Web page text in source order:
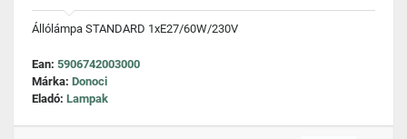
Állólámpa STANDARD 1xE27/60W/230V
Ean: 5906742003000
Márka: Donoci
Eladó: Lampak